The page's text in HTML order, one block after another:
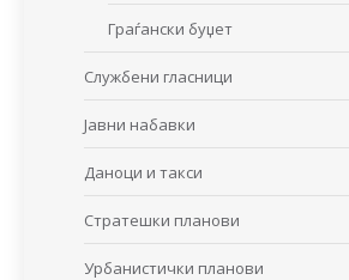
Граѓански буџет
Службени гласници
Јавни набавки
Даноци и такси
Стратешки планови
Урбанистички планови